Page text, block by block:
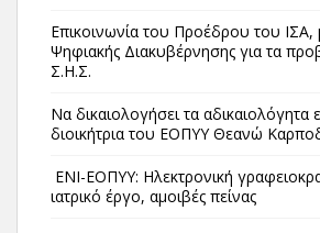
Επικοινωνία του Προέδρου του
Ψηφιακής Διακυβέρνησης για τα
Σ.Η.Σ.
Να δικαιολογήσει τα αδικαιολόγητα
διοικήτρια του ΕΟΠΥΥ Θεανώ
ΕΝΙ-ΕΟΠΥΥ: Ηλεκτρονική
ιατρικό έργο, αμοιβές πείνας